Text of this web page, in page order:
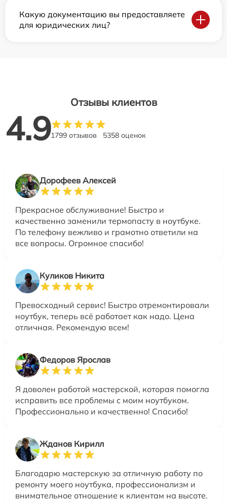
Какую документацию вы предоставляете
для юридических лиц?
Отзывы клиентов
4.91799 отзывов 5358 оценок
Дорофеев Алексей
Прекрасное обслуживание! Быстро и
качественно заменили термопасту в ноутбуке.
По телефону вежливо и грамотно ответили на
все вопросы. Огромное спасибо!
Куликов Никита
Превосходный сервис! Быстро отремонтировали
ноутбук, теперь всё работает как надо. Цена
отличная. Рекомендую всем!
Федоров Ярослав
Я доволен работой мастерской, которая помогла
исправить все проблемы с моим ноутбуком.
Профессионально и качественно! Спасибо!
Жданов Кирилл
Благодарю мастерскую за отличную работу по
ремонту моего ноутбука, профессионализм и
внимательное отношение к клиентам на высоте.